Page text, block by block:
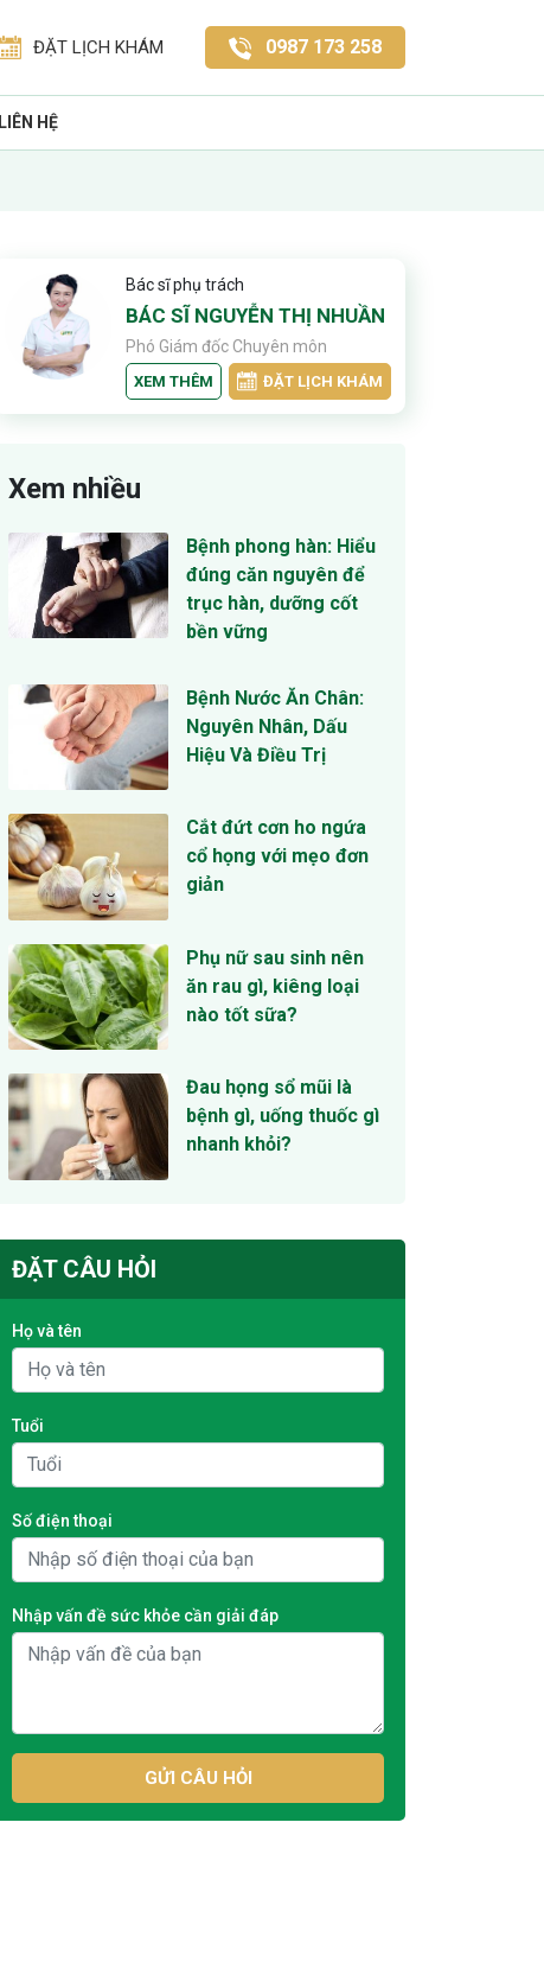
ĐẶT LỊCH KHÁM 0987 173 258
LIÊN HỆ
Bác sĩ phụ trách
BÁC SĨ NGUYỄN THỊ NHUẦN
Phó Giám đốc Chuyên môn
XEM THÊM ĐẶT LỊCH KHÁM
Xem nhiều
Bệnh phong hàn: Hiểu
đúng căn nguyên để
trục hàn, dưỡng cốt
bền vững
Bệnh Nước Ăn Chân:
Nguyên Nhân, Dấu
Hiệu Và Điều Trị
Cắt đứt cơn ho ngứa
cổ họng với mẹo đơn
giản
Phụ nữ sau sinh nên
ăn rau gì, kiêng loại
nào tốt sữa?
Đau họng sổ mũi là
bệnh gì, uống thuốc gì
nhanh khỏi?
ĐẶT CÂU HỎI
Họ và tên
Tuổi
Số điện thoại
Nhập vấn đề sức khỏe cần giải đáp
GỬI CÂU HỎI